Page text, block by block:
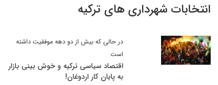
انتخابات شهرداری های ترکیه
در حالی که بیش از دو دهه موفقیت داشته
است
اقتصاد سیاسی ترکیه و خوش بینی بازار
به پایان کار اردوغان!